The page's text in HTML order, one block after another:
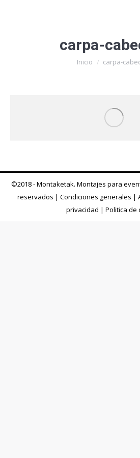
carpa-
Estás aquí:
Inicio carpa-
©2018 - Montaketak. Montajes para
reservados | Condiciones generales |
privacidad | Politica de